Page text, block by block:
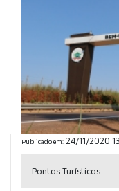
Publicado em: 24/11/2020
Pontos Turísticos